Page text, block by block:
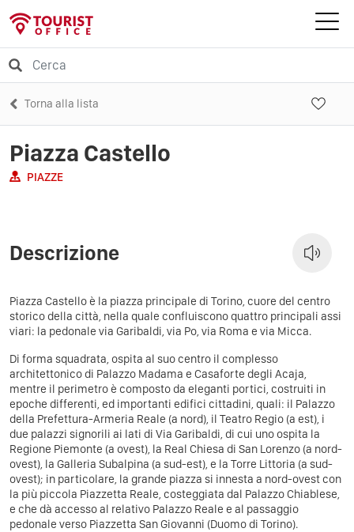
Torna alla lista
Piazza Castello
PIAZZE
Descrizione
Piazza Castello è la piazza principale di Torino, cuore del centro
storico della città, nella quale confluiscono quattro principali assi
viari: la pedonale via Garibaldi, via Po, via Roma e via Micca.
Di forma squadrata, ospita al suo centro il complesso
architettonico di Palazzo Madama e Casaforte degli Acaja,
mentre il perimetro è composto da eleganti portici, costruiti in
epoche differenti, ed importanti edifici cittadini, quali: il Palazzo
della Prefettura-Armeria Reale (a nord), il Teatro Regio (a est), i
due palazzi signorili ai lati di Via Garibaldi, di cui uno ospita la
Regione Piemonte (a ovest), la Real Chiesa di San Lorenzo (a nord-
ovest), la Galleria Subalpina (a sud-est), e la Torre Littoria (a sud-
ovest); in particolare, la grande piazza si innesta a nord-ovest con
la più piccola Piazzetta Reale, costeggiata dal Palazzo Chiablese,
e che dà accesso al relativo Palazzo Reale e al passaggio
pedonale verso Piazzetta San Giovanni (Duomo di Torino).